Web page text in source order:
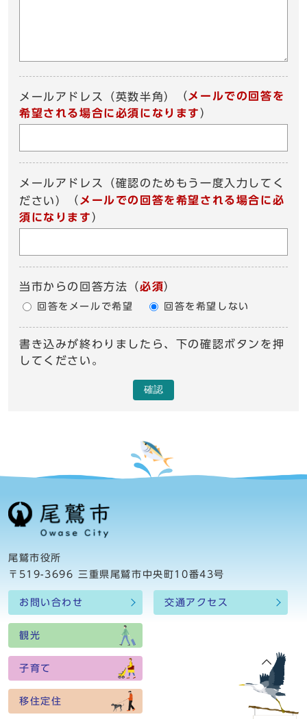
メールアドレス（英数半角） （ メールでの回答を
希望される場合に必須になります ）
メールアドレス（確認のためもう一度入力してく
ださい）
（ メールでの回答を希望される場合に必
須になります ）
当市からの回答方法 （必須）
回答をメールで希望 回答を希望しない
書き込みが終わりましたら、下の確認ボタンを押
してください。
確認
尾鷲市役所
〒519-3696 三重県尾鷲市中央町10番43号
お問い合わせ 交通アクセス
観光
子育て
移住定住